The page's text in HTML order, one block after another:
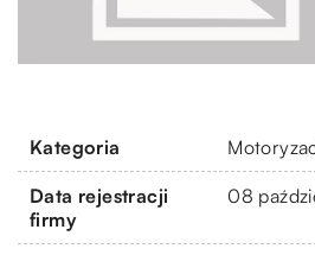
Kategoria
Data rejestracji
firmy
08